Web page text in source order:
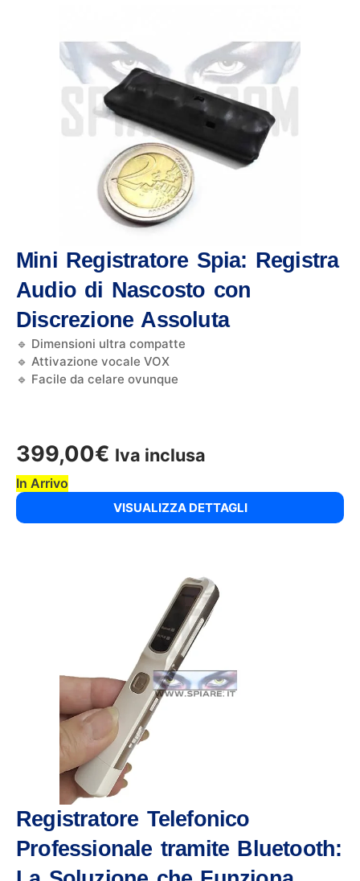
Mini Registratore Spia: Registra
Audio di Nascosto con
Discrezione Assoluta
🔹 Dimensioni ultra compatte
🔹 Attivazione vocale VOX
🔹 Facile da celare ovunque
399,00€ Iva inclusa
In Arrivo
VISUALIZZA DETTAGLI
Registratore Telefonico
Professionale tramite Bluetooth: